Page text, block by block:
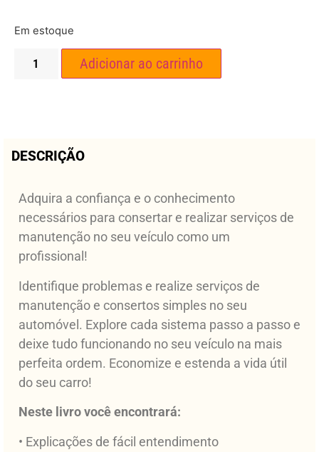
Em estoque
Adicionar ao carrinho
DESCRIÇÃO
Adquira a confiança e o conhecimento
necessários para consertar e realizar serviços de
manutenção no seu veículo como um
profissional!
Identifique problemas e realize serviços de
manutenção e consertos simples no seu
automóvel. Explore cada sistema passo a passo e
deixe tudo funcionando no seu veículo na mais
perfeita ordem. Economize e estenda a vida útil
do seu carro!
Neste livro você encontrará:
• Explicações de fácil entendimento